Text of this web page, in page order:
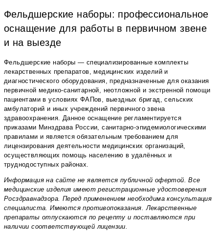
Фельдшерские наборы: профессиональное
оснащение для работы в первичном звене
и на выезде
Фельдшерские наборы — специализированные комплекты
лекарственных препаратов, медицинских изделий и
диагностического оборудования, предназначенные для оказания
первичной медико-санитарной, неотложной и экстренной помощи
пациентами в условиях ФАПов, выездных бригад, сельских
амбулаторий и иных учреждений первичного звена
здравоохранения. Данное оснащение регламентируется
приказами Минздрава России, санитарно-эпидемиологическими
правилами и является обязательным требованием для
лицензирования деятельности медицинских организаций,
осуществляющих помощь населению в удалённых и
труднодоступных районах.
Информация на сайте не является публичной офертой. Все
медицинские изделия имеют регистрационные удостоверения
Росздравнадзора. Перед применением необходима консультация
специалиста. Имеются противопоказания. Лекарственные
препараты отпускаются по рецепту и поставляются при
наличии соответствующей лицензии.